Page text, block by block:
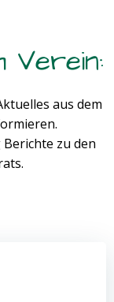
Verein:
aus dem
zu den